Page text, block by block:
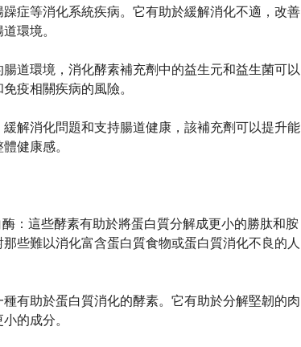
症等消化系統疾病。它有助於緩解消化不適，改善
環境。
道環境，消化酵素補充劑中的益生元和益生菌可以
疫相關疾病的風險。
解消化問題和支持腸道健康，該補充劑可以提升能
健康感。
：這些酵素有助於將蛋白質分解成更小的勝肽和胺
些難以消化富含蛋白質食物或蛋白質消化不良的人
有助於蛋白質消化的酵素。它有助於分解堅韌的肉
的成分。